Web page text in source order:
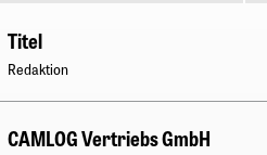
Titel
Redaktion
CAMLOG Vertriebs GmbH